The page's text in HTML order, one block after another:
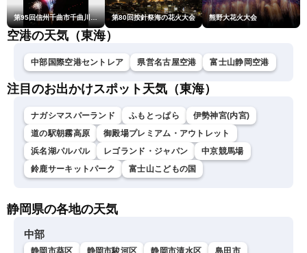
第95回信州千曲市千曲川納涼煙火大会 第80回按針祭海の花火大会 熊野大花火大会
空港の天気（東海）
中部国際空港セントレア 県営名古屋空港 富士山静岡空港
注目のお出かけスポット天気（東海）
ナガシマスパーランド ふもとっぱら
伊勢神宮(内宮)
道の駅朝霧高原
御殿場プレミアム・アウトレット
浜名湖パルパル
レゴランド・ジャパン
中京競馬場
鈴鹿サーキットパーク
富士山こどもの国
静岡県の各地の天気
中部
静岡市葵区 静岡市駿河区 静岡市清水区
島田市